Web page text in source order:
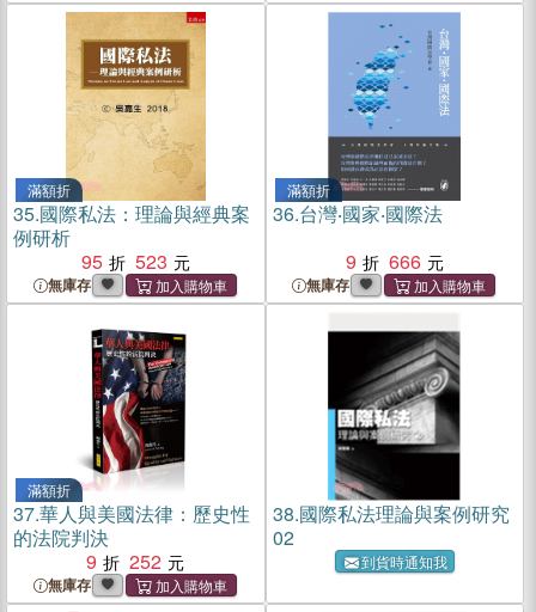
滿額折
35.國際私法：理論與經典案
例研析
95
523
無庫存
滿額折
36.台灣‧國家‧國際法
9
666
無庫存
滿額折
37.華人與美國法律：歷史性
的法院判決
9
252
無庫存
38.國際私法理論與案例研究
02
到貨時通知我